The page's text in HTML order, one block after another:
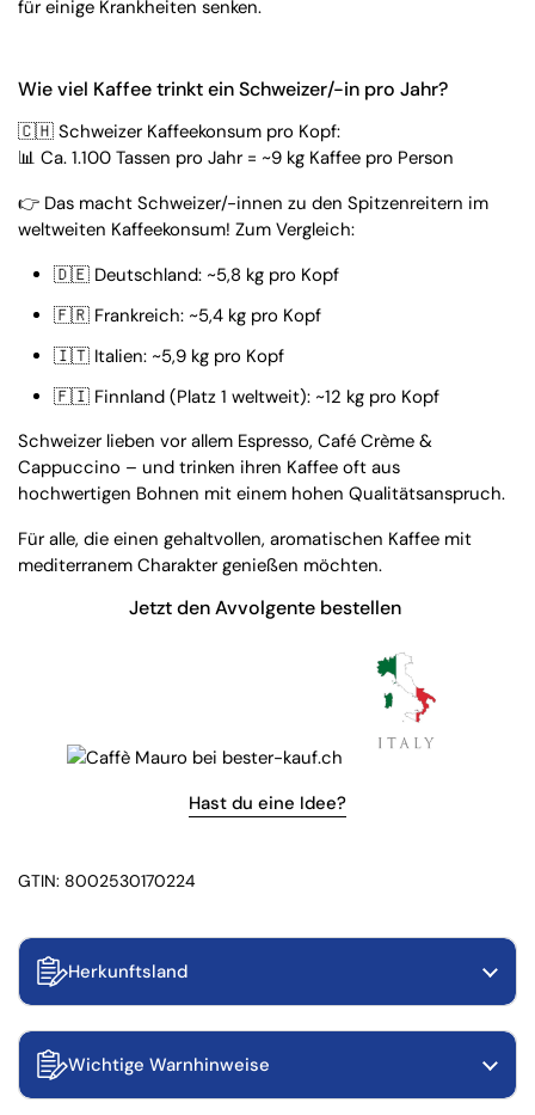
für einige Krankheiten senken.
Wie viel Kaffee trinkt ein Schweizer/-in pro Jahr?
🇨🇭 Schweizer Kaffeekonsum pro Kopf:
📊 Ca. 1.100 Tassen pro Jahr = ~9 kg Kaffee pro Person
👉 Das macht Schweizer/-innen zu den Spitzenreitern im
weltweiten Kaffeekonsum! Zum Vergleich:
🇩🇪 Deutschland: ~5,8 kg pro Kopf
🇫🇷 Frankreich: ~5,4 kg pro Kopf
🇮🇹 Italien: ~5,9 kg pro Kopf
🇫🇮 Finnland (Platz 1 weltweit): ~12 kg pro Kopf
Schweizer lieben vor allem Espresso, Café Crème &
Cappuccino – und trinken ihren Kaffee oft aus
hochwertigen Bohnen mit einem hohen Qualitätsanspruch.
Für alle, die einen gehaltvollen, aromatischen Kaffee mit
mediterranem Charakter genießen möchten.
Jetzt den Avvolgente bestellen
Hast du eine Idee?
GTIN: 8002530170224
Herkunftsland
Wichtige Warnhinweise